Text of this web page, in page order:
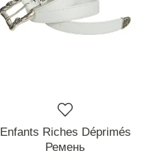
Enfants Riches Déprimés
Ремень